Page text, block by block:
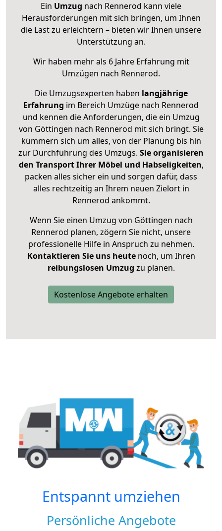
Ein Umzug nach Rennerod kann viele
Herausforderungen mit sich bringen, um Ihnen
die Last zu erleichtern – bieten wir Ihnen unsere
Unterstützung an.
Wir haben mehr als 6 Jahre Erfahrung mit
Umzügen nach Rennerod.
Die Umzugsexperten haben langjährige
Erfahrung im Bereich Umzüge nach Rennerod
und kennen die Anforderungen, die ein Umzug
von Göttingen nach Rennerod mit sich bringt. Sie
kümmern sich um alles, von der Planung bis hin
zur Durchführung des Umzugs. Sie organisieren
den Transport Ihrer Möbel und Habseligkeiten,
packen alles sicher ein und sorgen dafür, dass
alles rechtzeitig an Ihrem neuen Zielort in
Rennerod ankommt.
Wenn Sie einen Umzug von Göttingen nach
Rennerod planen, zögern Sie nicht, unsere
professionelle Hilfe in Anspruch zu nehmen.
Kontaktieren Sie uns heutenoch, um Ihren
reibungslosen Umzug zu planen.
Kostenlose Angebote erhalten
Entspannt umziehen
Persönliche Angebote